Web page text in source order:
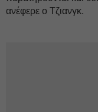
ανέφερε ο Τζιανγκ.